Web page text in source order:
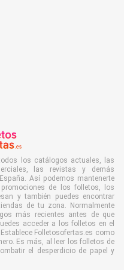
los catálogos actuales, las
las revistas y demás
Así podemos mantenerte
de los folletos, los
y también puedes encontrar
de tu zona. Normalmente
más recientes antes de que
acceder a los folletos en el
Folletosofertas.es como
Es más, al leer los folletos de
el desperdicio de papel y